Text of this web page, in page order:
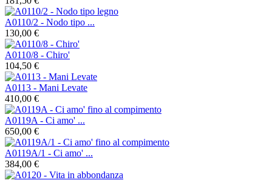
A0110/2 - Nodo tipo ...
130,00 €
A0110/8 - Chiro'
104,50 €
A0113 - Mani Levate
410,00 €
A0119A - Ci amo' ...
650,00 €
A0119A/1 - Ci amo' ...
384,00 €